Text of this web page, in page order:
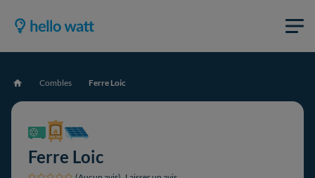
Accueil Combles Ferre Loic
Ferre Loic